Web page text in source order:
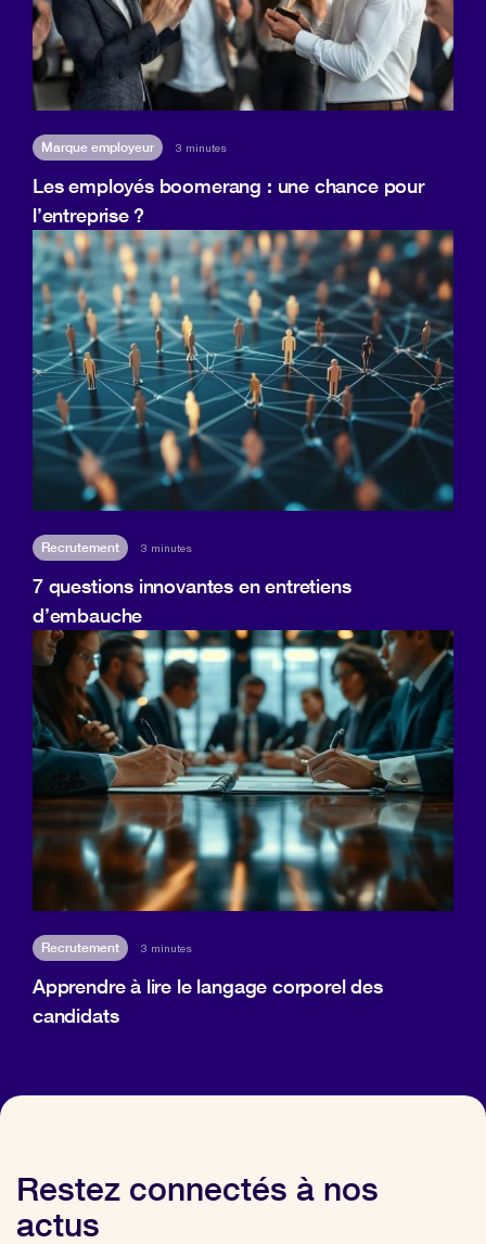
Marque employeur 3 minutes
Les employés boomerang : une chance pour
l’entreprise ?
Recrutement 3 minutes
7 questions innovantes en entretiens
d’embauche
Recrutement 3 minutes
Apprendre à lire le langage corporel des
candidats
Restez connectés à nos
actus